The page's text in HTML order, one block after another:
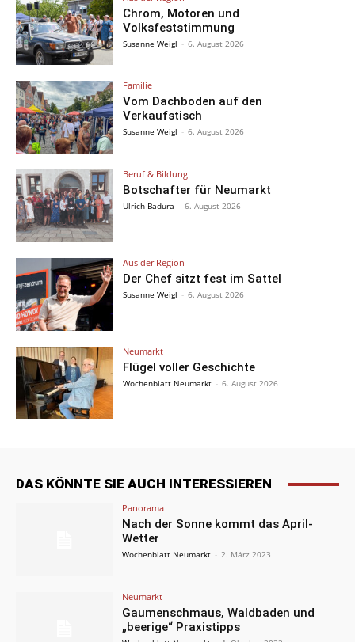
Chrom, Motoren und
Volksfeststimmung
Susanne Weigl - 6. August 2026
Familie
Vom Dachboden auf den
Verkaufstisch
Susanne Weigl - 6. August 2026
Beruf & Bildung
Botschafter für Neumarkt
Ulrich Badura - 6. August 2026
Aus der Region
Der Chef sitzt fest im Sattel
Susanne Weigl - 6. August 2026
Neumarkt
Flügel voller Geschichte
Wochenblatt Neumarkt - 6. August 2026
DAS KÖNNTE SIE AUCH INTERESSIEREN
Panorama
Nach der Sonne kommt das April-
Wetter
Wochenblatt Neumarkt - 2. März 2023
Neumarkt
Gaumenschmaus, Waldbaden und
„beerige“ Praxistipps